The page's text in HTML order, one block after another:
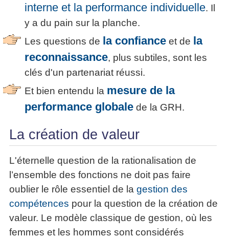
interne et la performance individuelle. Il
y a du pain sur la planche.
Les questions de la confiance et de la
reconnaissance, plus subtiles, sont les
clés d'un partenariat réussi.
Et bien entendu la mesure de la
performance globale de la GRH.
La création de valeur
L'éternelle question de la rationalisation de
l’ensemble des fonctions ne doit pas faire
oublier le rôle essentiel de la gestion des
compétences pour la question de la création de
valeur. Le modèle classique de gestion, où les
femmes et les hommes sont considérés